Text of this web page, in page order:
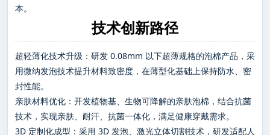
本。
技术创新路径
超轻薄化技术升级：研发 0.08mm 以下超薄规格的泡棉产品，采
用微纳发泡技术提升材料致密度，在薄型化基础上保持防水、密
封性能。
亲肤材料优化：开发植物基、生物可降解的亲肤泡棉，结合抗菌
技术，实现亲肤、耐汗、抗菌一体化，满足健康穿戴需求。
3D 定制化成型：采用 3D 发泡、激光立体切割技术，研发适配人